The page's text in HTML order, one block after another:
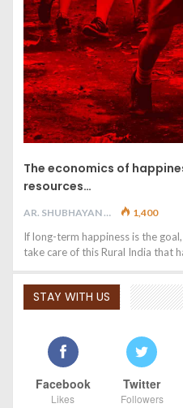
The economics of
resources…
AR. SHUBHAYAN M 1,400
If long-term happiness is the
take care of this Rural India that
STAY WITH US
Facebook
Likes
Twitter
Followers